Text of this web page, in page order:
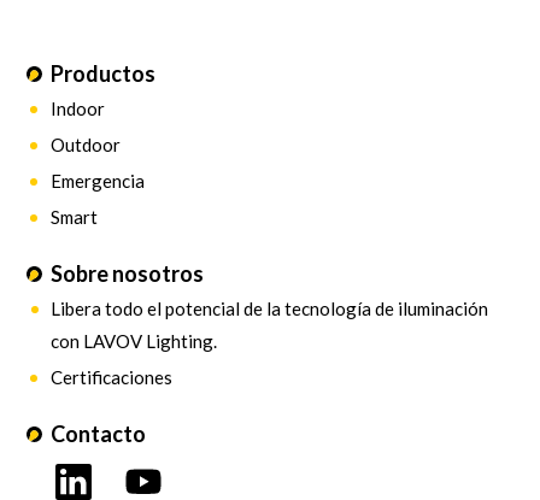
Productos
Indoor
Outdoor
Emergencia
Smart
Sobre nosotros
Libera todo el potencial de la tecnología de iluminación
con LAVOV Lighting.
Certificaciones
Contacto